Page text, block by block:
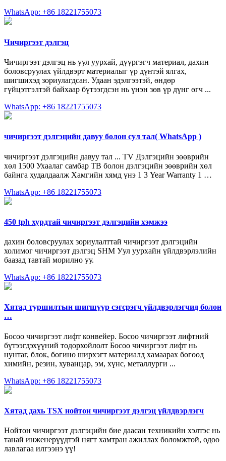
WhatsApp: +86 18221755073
Чичиргээт дэлгэц
Чичиргээт дэлгэц нь уул уурхай, дүүргэгч материал, дахин
боловсруулах үйлдвэрт материалыг үр дүнтэй ялгах,
шигшихэд зориулагдсан. Удаан эдэлгээтэй, өндөр
гүйцэтгэлтэй байхаар бүтээгдсэн нь үнэн зөв үр дүнг өгч ...
WhatsApp: +86 18221755073
чичиргээт дэлгэцийн давуу болон сул тал( WhatsApp )
чичиргээт дэлгэцийн давуу тал ... TV Дэлгэцийн зөөврийн
хөл 1500 Ухаалаг самбар ТВ болон дэлгэцийн зөөврийн хөл
байнга худалдаалж Хамгийн хямд үнэ 1 3 Year Warranty 1 …
WhatsApp: +86 18221755073
450 tph хурдтай чичиргээт дэлгэцийн хэмжээ
дахин боловсруулах зориулалттай чичиргээт дэлгэцийн
холимог чичиргээт дэлгэц SHM Уул уурхайн үйлдвэрлэлийн
баазад тавтай морилно уу.
WhatsApp: +86 18221755073
Хятад туршилтын шигшүүр сэгсрэгч үйлдвэрлэгчид болон
…
Босоо чичиргээт лифт конвейер. Босоо чичиргээт лифтний
бүтээгдэхүүний тодорхойлолт Босоо чичиргээт лифт нь
нунтаг, блок, богино ширхэгт материалд хамаарах бөгөөд
химийн, резин, хуванцар, эм, хүнс, металлурги ...
WhatsApp: +86 18221755073
Хятад дахь TSX нойтон чичиргээт дэлгэц үйлдвэрлэгч
Нойтон чичиргээт дэлгэцийн бие даасан техникийн хэлтэс нь
танай инженерүүдтэй нягт хамтран ажиллах боломжтой, одоо
лавлагаа илгээнэ үү!